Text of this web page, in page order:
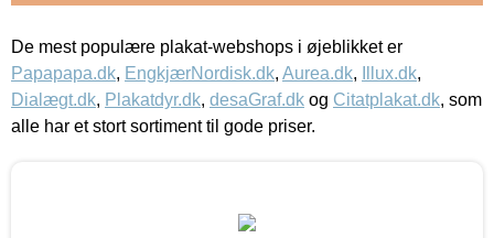
De mest populære plakat-webshops i øjeblikket er
Papapapa.dk, EngkjærNordisk.dk, Aurea.dk, Illux.dk,
Dialægt.dk, Plakatdyr.dk, desaGraf.dk og Citatplakat.dk, som
alle har et stort sortiment til gode priser.